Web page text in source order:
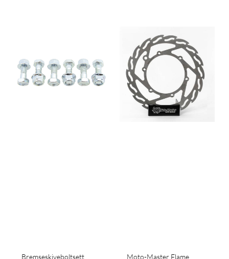
Bremseskiveboltsett
Moto-Master Flame